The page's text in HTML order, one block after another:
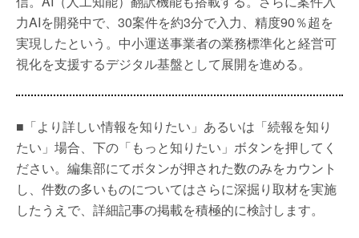
力AIを開発中で、30案件を約3分で入力、精度90％超を
実現したという。中小運送事業者の業務標準化と経営可
視化を支援するデジタル基盤として展開を進める。
■「より詳しい情報を知りたい」あるいは「続報を知り
たい」場合、下の「もっと知りたい」ボタンを押してく
ださい。編集部にてボタンが押された数のみをカウント
し、件数の多いものについてはさらに深掘り取材を実施
したうえで、詳細記事の掲載を積極的に検討します。